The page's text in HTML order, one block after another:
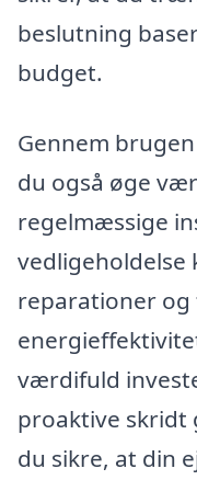
beslutning
budget.
Gennem
du også øge
regelmæssige
reparationer
værdifuld
proaktive skridt
du sikre, at din